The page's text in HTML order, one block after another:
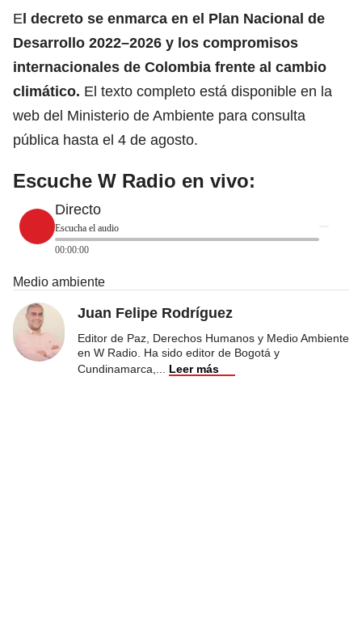
El decreto se enmarca en el Plan Nacional de
Desarrollo 2022–2026 y los compromisos
internacionales de Colombia frente al cambio
climático. El texto completo está disponible en la
web del Ministerio de Ambiente para consulta
pública hasta el 4 de agosto.
Escuche W Radio en vivo:
Directo
Escucha el audio
00:00:00
Medio ambiente
Juan Felipe Rodríguez
Editor de Paz, Derechos Humanos y Medio Ambiente
en W Radio. Ha sido editor de Bogotá y
Cundinamarca,
Leer más